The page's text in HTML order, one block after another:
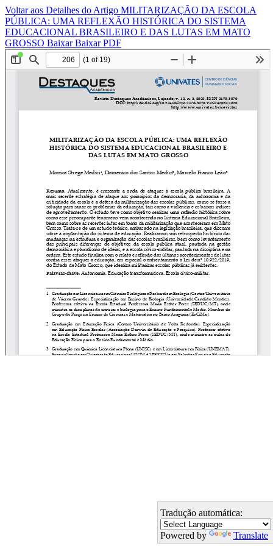
Voltar aos Detalhes do Artigo MILITARIZAÇÃO DA ESCOLA
PÚBLICA: UMA REFLEXÃO HISTÓRICA DO SISTEMA
EDUCACIONAL BRASILEIRO E DAS LUTAS EM MATO
GROSSO BaixarBaixar PDF
Tradução automática:
Powered by Translate